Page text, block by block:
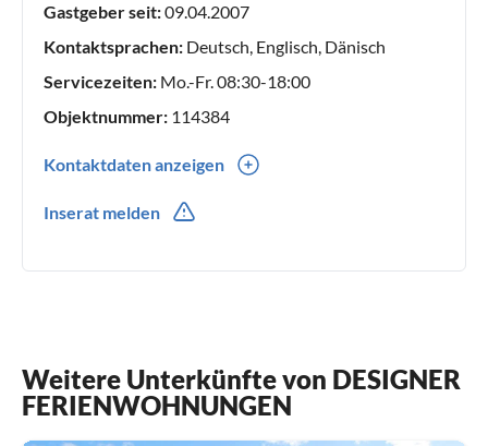
Buchungsanfrage und würden Sie gern als unsere Gäste
begrüßen!
Gastgeber seit:09.04.2007
Kontaktsprachen: Deutsch, Englisch, Dänisch
Servicezeiten: Mo.-Fr. 08:30-18:00
Objektnummer: 114384
Kontaktdaten anzeigen
Inserat melden
Weitere Unterkünfte von DESIGNER
FERIENWOHNUNGEN